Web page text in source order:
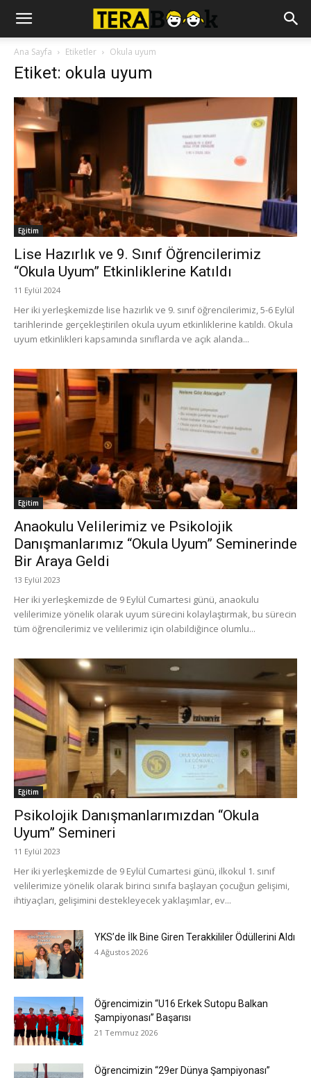
Ana Sayfa Etiketler Okula uyum
Etiket: okula uyum
Eğitim
Lise Hazırlık ve 9. Sınıf Öğrencilerimiz
“Okula Uyum” Etkinliklerine Katıldı
11 Eylül 2024
Her iki yerleşkemizde lise hazırlık ve 9. sınıf öğrencilerimiz, 5-6 Eylül
tarihlerinde gerçekleştirilen okula uyum etkinliklerine katıldı. Okula
uyum etkinlikleri kapsamında sınıflarda ve açık alanda...
Eğitim
Anaokulu Velilerimiz ve Psikolojik
Danışmanlarımız “Okula Uyum” Seminerinde
Bir Araya Geldi
13 Eylül 2023
Her iki yerleşkemizde de 9 Eylül Cumartesi günü, anaokulu
velilerimize yönelik olarak uyum sürecini kolaylaştırmak, bu sürecin
tüm öğrencilerimiz ve velilerimiz için olabildiğince olumlu...
Eğitim
Psikolojik Danışmanlarımızdan “Okula
Uyum” Semineri
11 Eylül 2023
Her iki yerleşkemizde de 9 Eylül Cumartesi günü, ilkokul 1. sınıf
velilerimize yönelik olarak birinci sınıfa başlayan çocuğun gelişimi,
ihtiyaçları, gelişimini destekleyecek yaklaşımlar, ev...
YKS’de İlk Bine Giren Terakkililer Ödüllerini Aldı
4 Ağustos 2026
Öğrencimizin “U16 Erkek Sutopu Balkan
Şampiyonası” Başarısı
21 Temmuz 2026
Öğrencimizin “29er Dünya Şampiyonası”